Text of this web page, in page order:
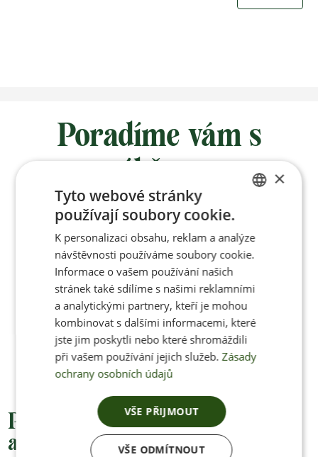
Poradíme vám s
výběrem
Po-Pá 8:00 – 17:00
Jan Pančocha
+420 770 669 100
info@jenonleather.cz
Přednostní informace o soutěžích,
akcích a novinkách
ENGLISH
×
Tyto webové stránky
používají soubory cookie.
K personalizaci obsahu, reklam a analýze
návštěvnosti používáme soubory cookie.
Informace o vašem používání našich
stránek také sdílíme s našimi reklamními
a analytickými partnery, kteří je mohou
kombinovat s dalšími informacemi, které
jste jim poskytli nebo které shromáždili
při vašem používání jejich služeb. Zásady
ochrany osobních údajů
VŠE PŘIJMOUT
VŠE ODMÍTNOUT